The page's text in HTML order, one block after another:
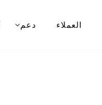
العملاء دعم